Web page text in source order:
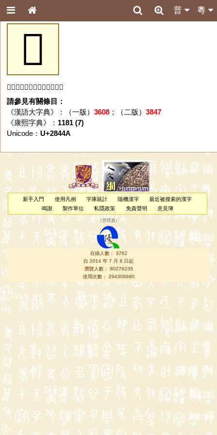
粵
普
𨑊
「𨑊」字未收錄於本資料庫。
請參見有關條目：
《漢語大字典》：（一版） 3608；（二版） 3847
《康熙字典》： 1181 (7)
Unicode： U+2844A
新手入門 使用凡例 字庫統計 隨機漢字
最近被搜索的漢字
鳴謝
製作單位 私隱政策 免責聲明 意見簿
（管理員 ）
在線人數： 3762
自 2014 年 7 月 8 日起
瀏覽人數： 80276235
使用次數： 294306680